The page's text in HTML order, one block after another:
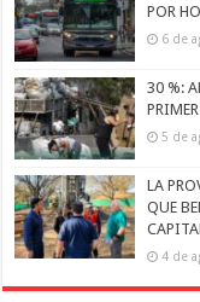
POR
6 de
30 %:
5 de
LA
QUE
4 de